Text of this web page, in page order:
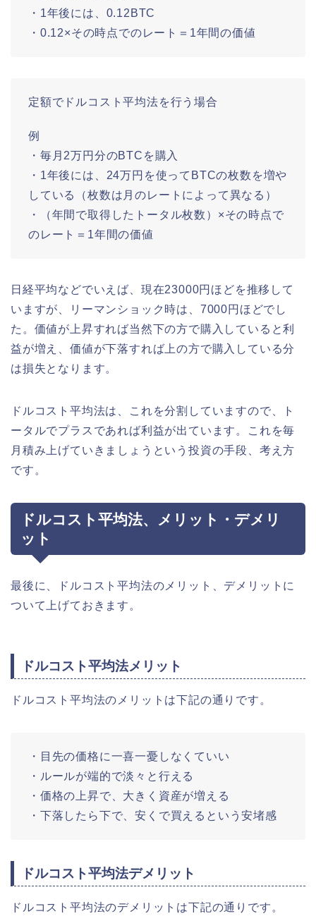
・1年後には、0.12BTC
・0.12×その時点でのレート＝1年間の価値
定額でドルコスト平均法を行う場合
例
・毎月2万円分のBTCを購入
・1年後には、24万円を使ってBTCの枚数を増や
している（枚数は月のレートによって異なる）
・（年間で取得したトータル枚数）×その時点で
のレート＝1年間の価値
日経平均などでいえば、現在23000円ほどを推移して
いますが、リーマンショック時は、7000円ほどでし
た。価値が上昇すれば当然下の方で購入していると利
益が増え、価値が下落すれば上の方で購入している分
は損失となります。
ドルコスト平均法は、これを分割していますので、ト
ータルでプラスであれば利益が出ています。これを毎
月積み上げていきましょうという投資の手段、考え方
です。
ドルコスト平均法、メリット・デメリ
ット
最後に、ドルコスト平均法のメリット、デメリットに
ついて上げておきます。
ドルコスト平均法メリット
ドルコスト平均法のメリットは下記の通りです。
・目先の価格に一喜一憂しなくていい
・ルールが端的で淡々と行える
・価格の上昇で、大きく資産が増える
・下落したら下で、安くで買えるという安堵感
ドルコスト平均法デメリット
ドルコスト平均法のデメリットは下記の通りです。